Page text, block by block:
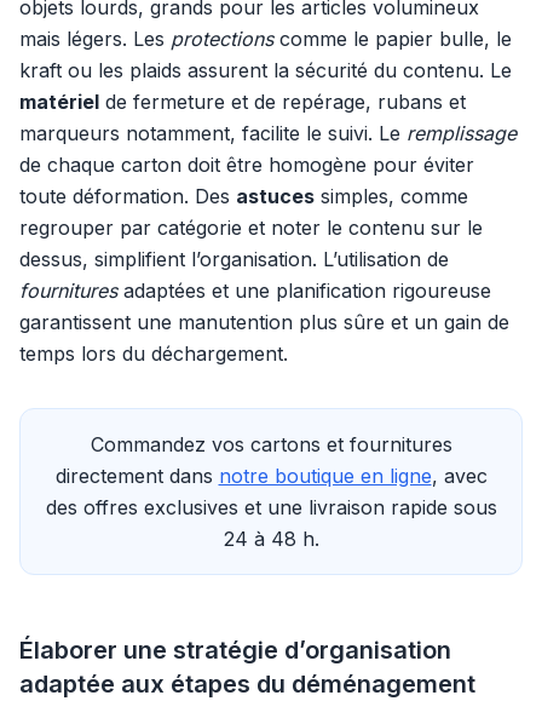
objets lourds, grands pour les articles volumineux
mais légers. Les protectionscomme le papier bulle, le
kraft ou les plaids assurent la sécurité du contenu. Le
matériel de fermeture et de repérage, rubans et
marqueurs notamment, facilite le suivi. Le remplissage
de chaque carton doit être homogène pour éviter
toute déformation. Des astuces simples, comme
regrouper par catégorie et noter le contenu sur le
dessus, simplifient l’organisation. L’utilisation de
fournituresadaptées et une planification rigoureuse
garantissent une manutention plus sûre et un gain de
temps lors du déchargement.
Commandez vos cartons et fournitures
directement dans notre boutique en ligne, avec
des offres exclusives et une livraison rapide sous
24 à 48 h.
Élaborer une stratégie d’organisation
adaptée aux étapes du déménagement